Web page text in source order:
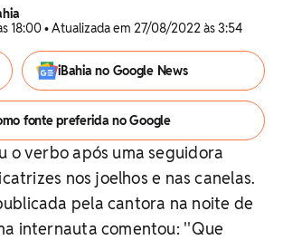
18:00 • Atualizada em 27/08/2022 às 3:54
iBahia no Google News
fonte preferida no Google
o verbo após uma seguidora
nos joelhos e nas canelas.
pela cantora na noite de
internauta comentou: ''Que